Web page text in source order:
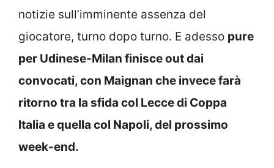
notizie sull’imminente assenza del
giocatore, turno dopo turno. E adesso pure
per Udinese-Milan finisce out dai
convocati, con Maignan che invece farà
ritorno tra la sfida col Lecce di Coppa
Italia e quella col Napoli, del prossimo
week-end.